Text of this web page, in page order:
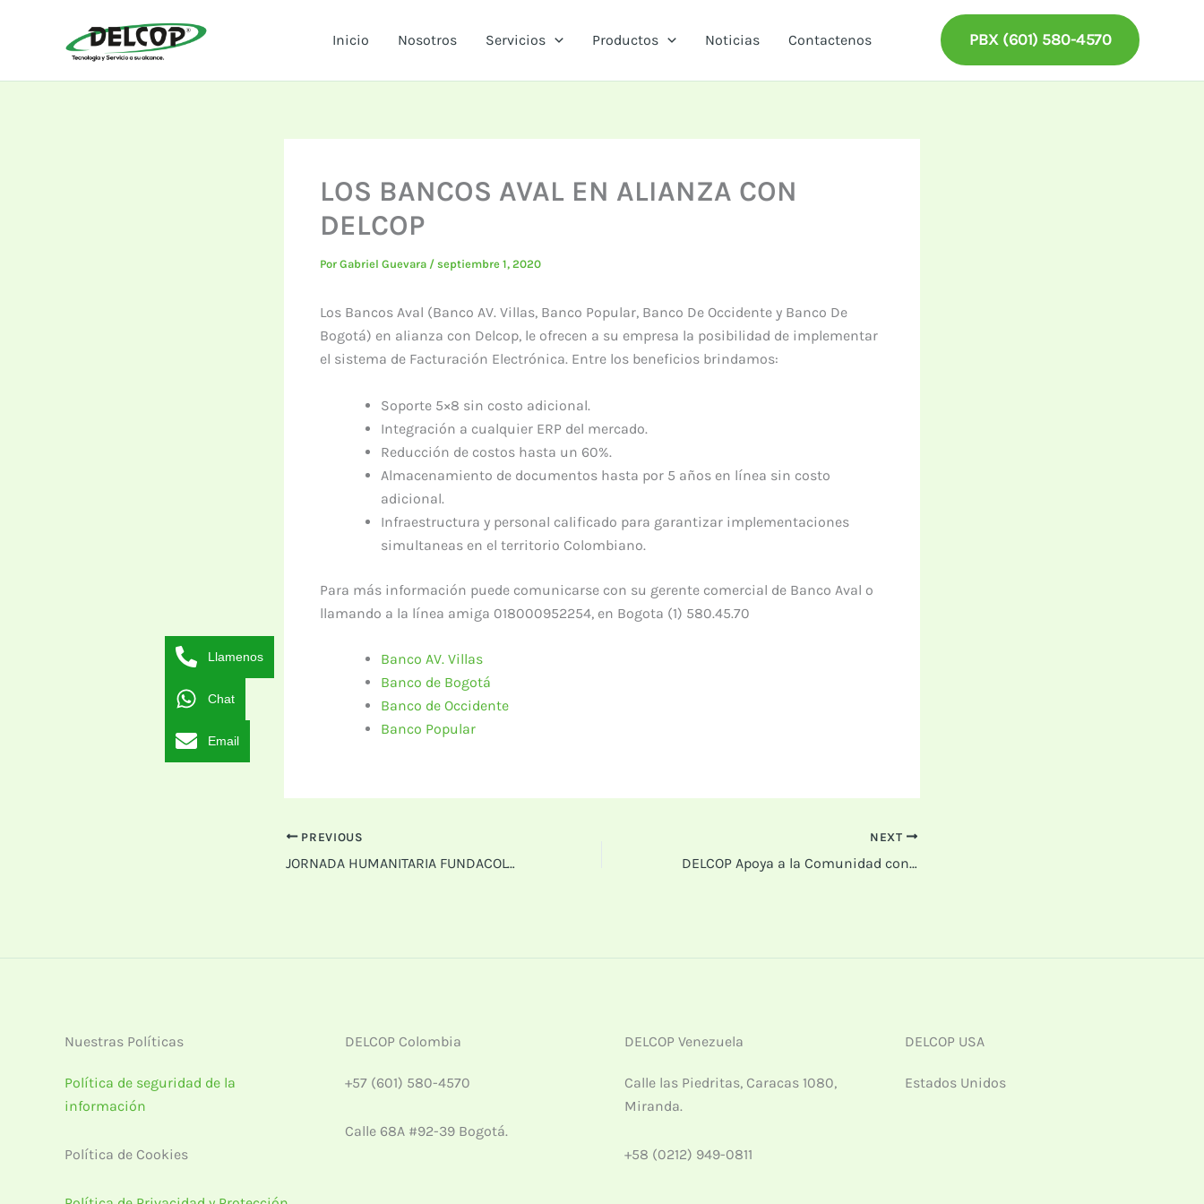
Inicio Nosotros Servicios Productos Noticias Contactenos PBX (601) 580-4570
LOS BANCOS AVAL EN ALIANZA CON
DELCOP
Por Gabriel Guevara / septiembre 1, 2020
Los Bancos Aval (Banco AV. Villas, Banco Popular, Banco De Occidente y Banco De
Bogotá) en alianza con Delcop, le ofrecen a su empresa la posibilidad de implementar
el sistema de Facturación Electrónica. Entre los beneficios brindamos:
Soporte 5×8 sin costo adicional.
Integración a cualquier ERP del mercado.
Reducción de costos hasta un 60%.
Almacenamiento de documentos hasta por 5 años en línea sin costo
adicional.
Infraestructura y personal calificado para garantizar implementaciones
simultaneas en el territorio Colombiano.
Para más información puede comunicarse con su gerente comercial de Banco Aval o
llamando a la línea amiga 018000952254, en Bogota (1) 580.45.70
Banco AV. Villas
Banco de Bogotá
Banco de Occidente
Banco Popular
PREVIOUS
JORNADA HUMANITARIA FUNDACOLVEN – DELCOP
NEXT
DELCOP Apoya a la Comunidad con donaciones de Impresoras, Computadoras y Alimentos
Nuestras Políticas
Política de seguridad de la
información
Política de Cookies
DELCOP Colombia
+57 (601) 580-4570
Calle 68A #92-39 Bogotá.
DELCOP Venezuela
Calle las Piedritas, Caracas 1080,
Miranda.
+58 (0212) 949-0811
DELCOP USA
Estados Unidos
Llamenos
Chat
Email